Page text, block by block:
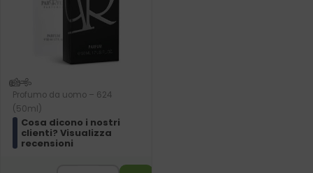
Profumo da uomo – 624
(50ml)
Cosa dicono i nostri
clienti? Visualizza
recensioni